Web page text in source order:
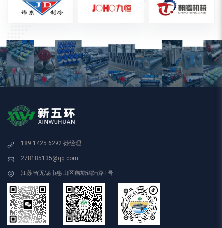
189 1425 6292 孙经理
278185135@qq.com
江苏省无锡市惠山区藕塘锡陆路1号